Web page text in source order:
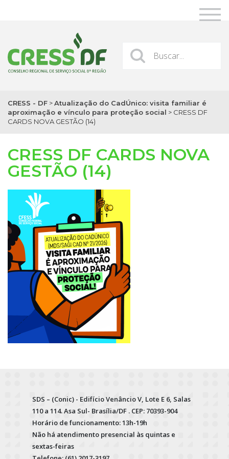
CRESS - DF >Atualização do CadÚnico: visita familiar é
aproximação e vínculo para proteção social > CRESS DF
CARDS NOVA GESTÃO (14)
CRESS DF CARDS NOVA
GESTÃO (14)
SDS – (Conic) - Edifício Venâncio V, Lote E 6, Salas
110 a 114. Asa Sul- Brasília/DF . CEP: 70393-904
Horário de funcionamento: 13h-19h
Não há atendimento presencial às quintas e
sextas-feiras